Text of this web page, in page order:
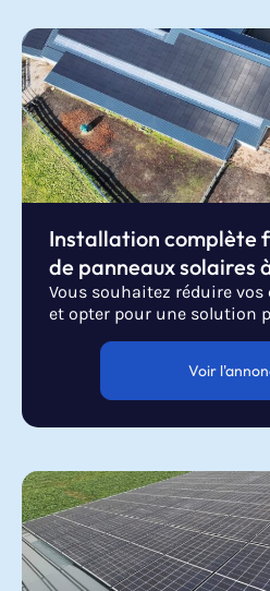
Installation complète
de panneaux solaires
Vous souhaitez réduire
et opter pour une solution
Voir